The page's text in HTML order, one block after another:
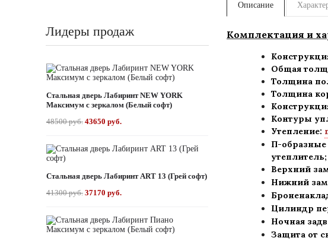
Лидеры продаж
Стальная дверь Лабиринт NEW YORK
Максимум с зеркалом (Белый софт)
48500 руб. 43650 руб.
Стальная дверь Лабиринт ART 13 (Грей софт)
41300 руб. 37170 руб.
Описание
Комплектация и
Общая
Толщина
Толщина
Контуры
Утепление:
П-образные
утеплитель;
Верхний
Нижний
Цилиндр
Ночная
Защита от